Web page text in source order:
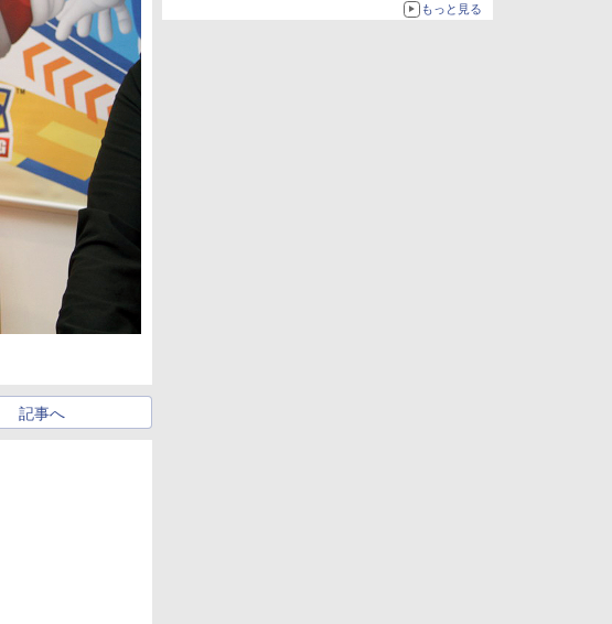
「特製ガーリックマヨソース」を使用した超大
もっと見る
記事へ